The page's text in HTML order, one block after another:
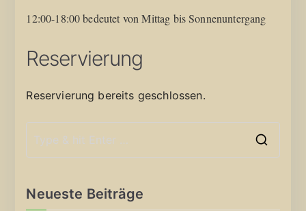
12:00-18:00 bedeutet von Mittag bis Sonnenuntergang
Reservierung
Reservierung bereits geschlossen.
Neueste Beiträge